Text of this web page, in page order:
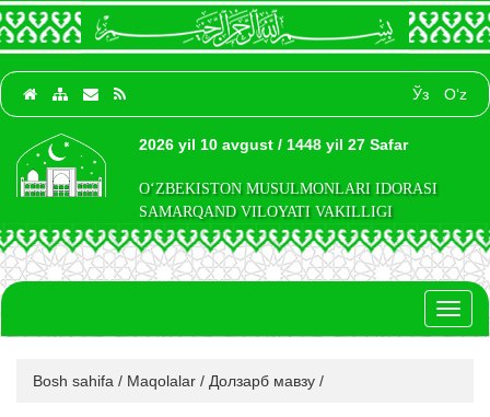
Ўз O‘z
2026 yil 10 avgust / 1448 yil 27 Safar
O‘ZBEKISTON MUSULMONLARI IDORASI
SAMARQAND VILOYATI VAKILLIGI
Bosh sahifa / Maqolalar / Долзарб мавзу /